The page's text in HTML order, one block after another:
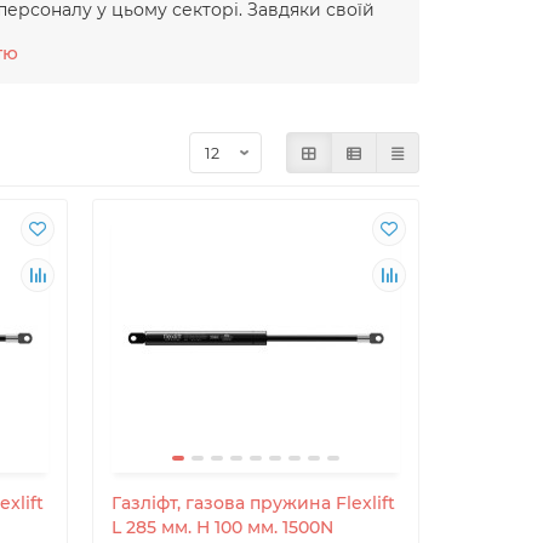
у цьому секторі. Завдяки своїй
від своїх клієнтів.
які розділяють якість амортизаторів
компанія надає послуги у багатьох секторах,
та машинобудівна
проектування.
завдяки своєму 17-річному досвіду,
свої потужності та технології завдяки
надає послуги у багатьох секторах,
Газліфт, газова пружина Flexlift
L 285 мм. H 100 мм. 1500N